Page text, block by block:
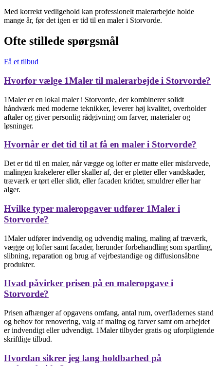
Med korrekt vedligehold kan professionelt malerarbejde holde
mange år, før det igen er tid til en maler i Storvorde.
Ofte stillede spørgsmål
Få et tilbud
Hvorfor vælge 1Maler til malerarbejde i Storvorde?
1Maler er en lokal maler i Storvorde, der kombinerer solidt
håndværk med moderne teknikker, leverer høj kvalitet, overholder
aftaler og giver personlig rådgivning om farver, materialer og
løsninger.
Hvornår er det tid til at få en maler i Storvorde?
Det er tid til en maler, når vægge og lofter er matte eller misfarvede,
malingen krakelerer eller skaller af, der er pletter eller vandskader,
træværk er tørt eller slidt, eller facaden kridter, smuldrer eller har
alger.
Hvilke typer maleropgaver udfører 1Maler i
Storvorde?
1Maler udfører indvendig og udvendig maling, maling af træværk,
vægge og lofter samt facader, herunder forbehandling som spartling,
slibning, reparation og brug af vejrbestandige og diffusionsåbne
produkter.
Hvad påvirker prisen på en maleropgave i
Storvorde?
Prisen afhænger af opgavens omfang, antal rum, overfladernes stand
og behov for renovering, valg af maling og farver samt om arbejdet
er indvendigt eller udvendigt. 1Maler tilbyder gratis og uforpligtende
skriftlige tilbud.
Hvordan sikrer jeg lang holdbarhed på